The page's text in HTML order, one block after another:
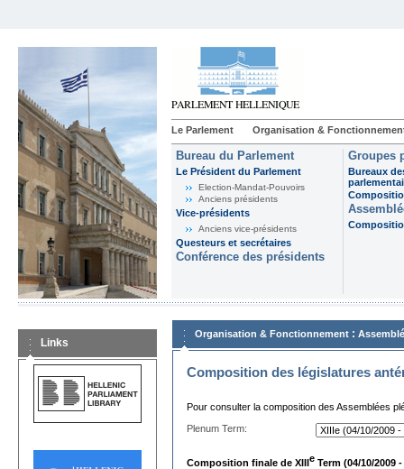
Le Parlement Organisation &
Bureau du Parlement
Le Président du Parlement
Election-Mandat-Pouvoirs
Anciens présidents
Vice-présidents
Anciens vice-présidents
Questeurs et secrétaires
Conférence des présidents
Groupes
Bureaux
Links
Organisation & Fonctionnement :
Composition des législatures
Pour consulter la composition des Assemblées
Plenum Term:
Composition finale de XIIIe Term (04/10/2009 -